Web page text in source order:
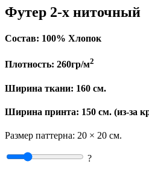
Футер 2-х ниточный
Состав: 100% Хлопок
Плотность: 260гр/м2
Ширина ткани: 160 см.
Ширина принта: 150 см. (из-за
Размер паттерна: 20 × 20 см.
?